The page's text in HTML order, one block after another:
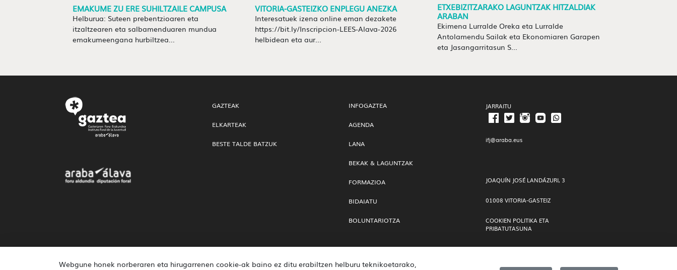
EMAKUME ZU ERE SUHILTZAILE CAMPUSA
Helburua: Suteen prebentzioaren eta
itzaltzearen eta salbamenduaren mundua
emakumeengana hurbiltzea...
VITORIA-GASTEIZKO ENPLEGU ANEZKA
Interesatuek izena online eman dezakete
https://bit.ly/Inscripcion-LEES-Alava-2026
helbidean eta aur...
ETXEBIZITZARAKO LAGUNTZAK HITZALDIAK
ARABAN
Ekimena Lurralde Oreka eta Lurralde
Antolamendu Sailak eta Ekonomiaren Garapen
eta Jasangarritasun S...
GAZTEAK
ELKARTEAK
BESTE TALDE BATZUK
INFOGAZTEA
AGENDA
LANA
BEKAK & LAGUNTZAK
FORMAZIOA
BIDAIATU
BOLUNTARIOTZA
JARRAITU
ifj@araba.eus
JOAQUÍN JOSÉ LANDÁZURI, 3
01008 VITORIA-GASTEIZ
COOKIEN POLITIKA ETA
PRIBATUTASUNA
SALAKETA KANALA
Webgune honek norberaren eta hirugarrenen cookie-ak baino ez ditu erabiltzen helburu teknikoetarako,